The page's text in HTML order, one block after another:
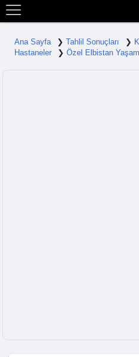
Ana Sayfa Tahlil Sonuçları
Hastaneler
Özel Elbistan